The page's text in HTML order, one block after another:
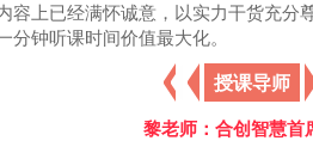
容上已经满怀诚意，以实力干货充分
分钟听课时间价值最大化。
授课导师
黎老师：合创智慧首